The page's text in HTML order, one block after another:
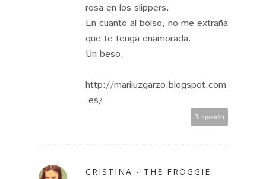
rosa en los slippers.
En cuanto al bolso, no me extraña
que te tenga enamorada.
Un beso,
http://mariluzgarzo.blogspot.com
.es/
Responder
CRISTINA - THE FROGGIE